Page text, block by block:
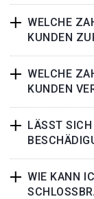
WELCHE
KUNDEN
WELCHE
KUNDEN
LÄSST
WIE KANN